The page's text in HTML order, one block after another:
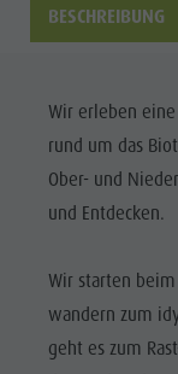
Grillplätze im
MTB Area
Wasserfälle
Olympic Arena
Top Events
Neuigkeiten
Infos A-Z
Angebote
Kontakt
BESCHREIBUNG
Wir erleben
rund um das
Ober- und
und Entdecken.
Wir starten
wandern zum
geht es zum